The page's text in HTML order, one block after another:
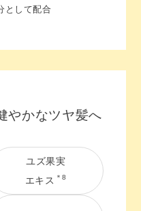
として配合
やかなツヤ髪へ
ユズ果実
エキス ＊8